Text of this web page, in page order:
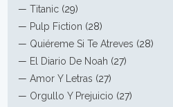
—Titanic (29)
— Pulp Fiction (28)
— Quiéreme Si Te Atreves (28)
— El Diario De Noah (27)
—Amor Y Letras (27)
— Orgullo Y Prejuicio (27)